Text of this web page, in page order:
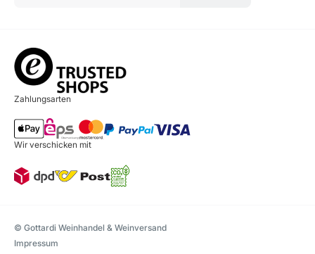
Zahlungsarten
Wir verschicken mit
© Gottardi Weinhandel & Weinversand
Impressum